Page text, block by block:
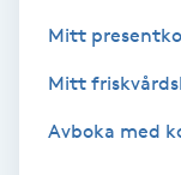
Fillers
Mitt
Mitt
Avboka med